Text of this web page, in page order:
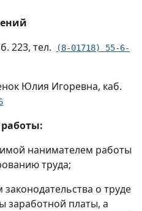
223, тел.
(8-01718) 55-6-
Юлия Игоревна, каб.
нанимателем работы
труда;
о труде
заработной платы, а